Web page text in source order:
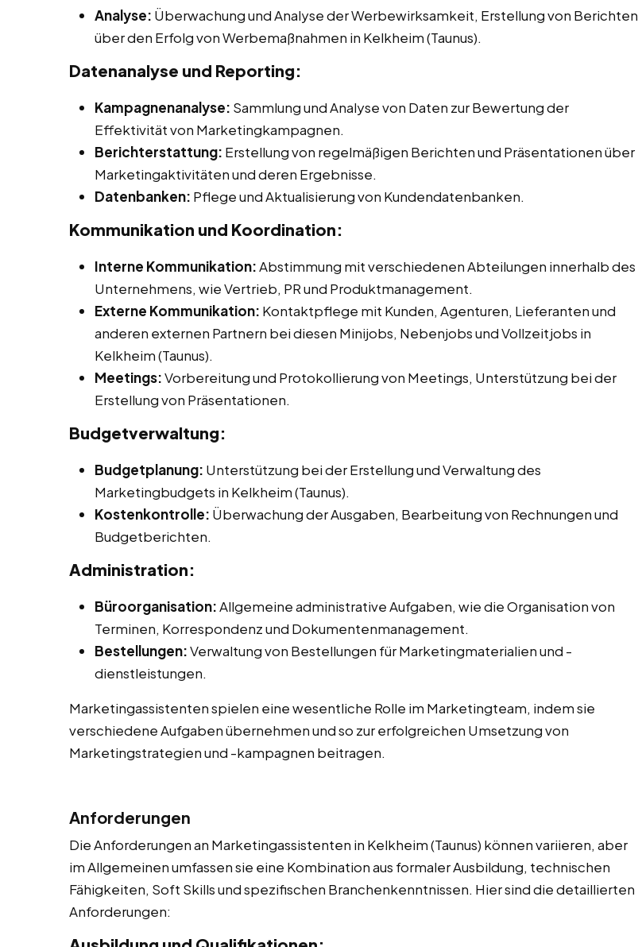
Analyse: Überwachung und Analyse der Werbewirksamkeit, Erstellung von Berichten
über den Erfolg von Werbemaßnahmen in Kelkheim (Taunus).
Datenanalyse und Reporting:
Kampagnenanalyse: Sammlung und Analyse von Daten zur Bewertung der
Effektivität von Marketingkampagnen.
Berichterstattung: Erstellung von regelmäßigen Berichten und Präsentationen über
Marketingaktivitäten und deren Ergebnisse.
Datenbanken: Pflege und Aktualisierung von Kundendatenbanken.
Kommunikation und Koordination:
Interne Kommunikation:Abstimmung mit verschiedenen Abteilungen innerhalb des
Unternehmens, wie Vertrieb, PR und Produktmanagement.
Externe Kommunikation: Kontaktpflege mit Kunden, Agenturen, Lieferanten und
anderen externen Partnern bei diesen Minijobs, Nebenjobs und Vollzeitjobs in
Kelkheim (Taunus).
Meetings:Vorbereitung und Protokollierung von Meetings, Unterstützung bei der
Erstellung von Präsentationen.
Budgetverwaltung:
Budgetplanung: Unterstützung bei der Erstellung und Verwaltung des
Marketingbudgets in Kelkheim (Taunus).
Kostenkontrolle: Überwachung der Ausgaben, Bearbeitung von Rechnungen und
Budgetberichten.
Administration:
Büroorganisation:Allgemeine administrative Aufgaben, wie die Organisation von
Terminen, Korrespondenz und Dokumentenmanagement.
Bestellungen:Verwaltung von Bestellungen für Marketingmaterialien und -
dienstleistungen.
Marketingassistenten spielen eine wesentliche Rolle im Marketingteam, indem sie
verschiedene Aufgaben übernehmen und so zur erfolgreichen Umsetzung von
Marketingstrategien und -kampagnen beitragen.
Anforderungen
Die Anforderungen an Marketingassistenten in Kelkheim (Taunus) können variieren, aber
im Allgemeinen umfassen sie eine Kombination aus formaler Ausbildung, technischen
Fähigkeiten, Soft Skills und spezifischen Branchenkenntnissen. Hier sind die detaillierten
Anforderungen: